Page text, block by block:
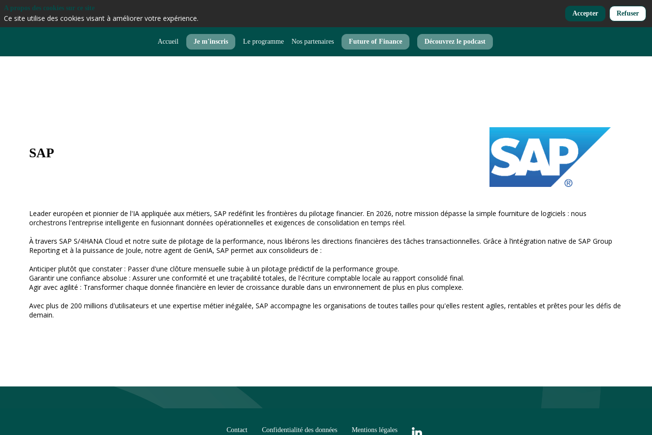
Accueil Je m'inscris Le programme Nos partenaires Future of Finance Découvrez le podcast
SAP
Leader européen et pionnier de l'IA appliquée aux métiers, SAP redéfinit les frontières du pilotage financier. En 2026, notre mission dépasse la simple fourniture de logiciels : nous
orchestrons l'entreprise intelligente en fusionnant données opérationnelles et exigences de consolidation en temps réel.
À travers SAP S/4HANA Cloud et notre suite de pilotage de la performance, nous libérons les directions financières des tâches transactionnelles. Grâce à l’intégration native de SAP Group
Reporting et à la puissance de Joule, notre agent de GenIA, SAP permet aux consolideurs de :
Anticiper plutôt que constater : Passer d'une clôture mensuelle subie à un pilotage prédictif de la performance groupe.
Garantir une confiance absolue : Assurer une conformité et une traçabilité totales, de l'écriture comptable locale au rapport consolidé final.
Agir avec agilité : Transformer chaque donnée financière en levier de croissance durable dans un environnement de plus en plus complexe.
Avec plus de 200 millions d'utilisateurs et une expertise métier inégalée, SAP accompagne les organisations de toutes tailles pour qu'elles restent agiles, rentables et prêtes pour les défis de
Contact Confidentialité des données Mentions légales
A propos des cookies sur ce site
Ce site utilise des cookies visant à améliorer votre expérience.
Accepter Refuser